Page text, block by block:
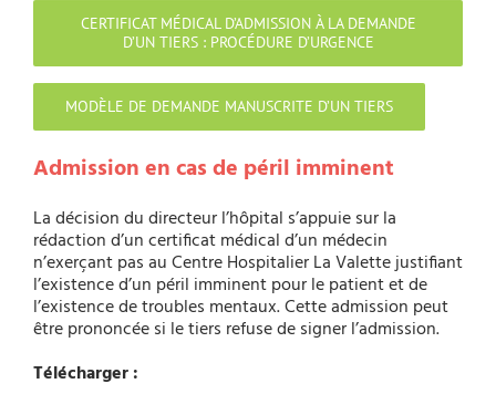
CERTIFICAT MÉDICAL D’ADMISSION À LA DEMANDE
D’UN TIERS : PROCÉDURE D’URGENCE
MODÈLE DE DEMANDE MANUSCRITE D’UN TIERS
Admission en cas de péril imminent
La décision du directeur l’hôpital s’appuie sur la
rédaction d’un certificat médical d’un médecin
n’exerçant pas au Centre Hospitalier La Valette justifiant
l’existence d’un péril imminent pour le patient et de
l’existence de troubles mentaux. Cette admission peut
être prononcée si le tiers refuse de signer l’admission.
Télécharger :